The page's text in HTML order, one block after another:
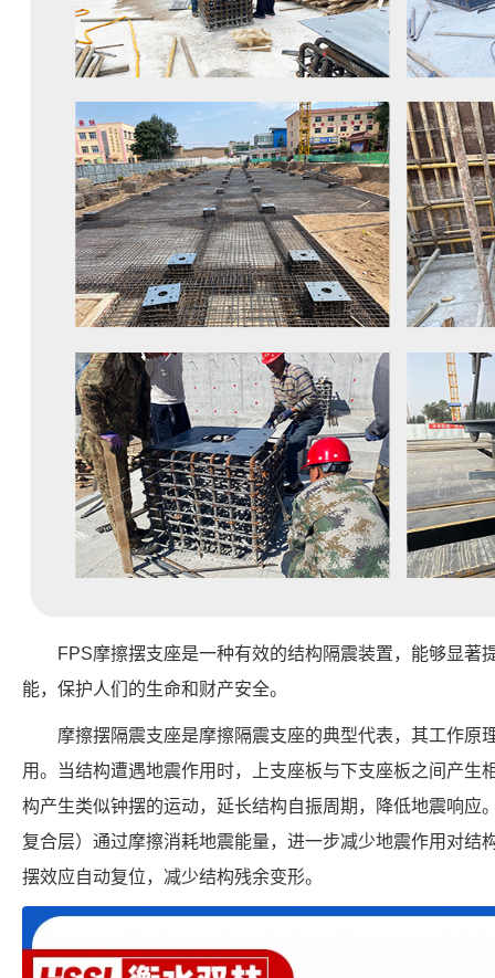
FPS摩擦摆支座是一种有效的结构隔震装置，能够显著
能，保护人们的生命和财产安全。
摩擦摆隔震支座是摩擦隔震支座的典型代表，其工作原
用。当结构遭遇地震作用时，上支座板与下支座板之间产生
构产生类似钟摆的运动，延长结构自振周期，降低地震响应
复合层）通过摩擦消耗地震能量，进一步减少地震作用对结
摆效应自动复位，减少结构残余变形。